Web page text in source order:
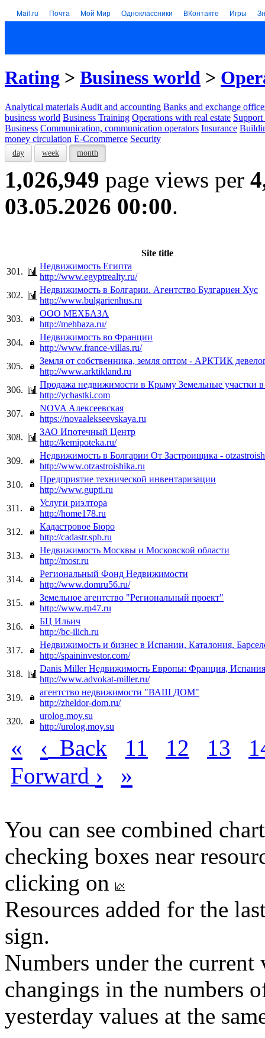
Mail.ru Почта Мой Мир Одноклассники ВКонтакте Игры
Rating > Business world >
Analytical materials Audit and accounting Banks and exchange
business world Business Training Operations with real estate Support
Business Communication, communication operators Insurance
money circulation E-Ccommerce Security
day week month
1,026,949 page views per
03.05.2026 00:00.
Site title
301.
Недвижимость Египта
http://www.egyptrealty.ru/
302.
Недвижимость в Болгарии. Агентство Булгариен Хус
http://www.bulgarienhus.ru
303.
ООО МЕХБАЗА
http://mehbaza.ru/
304.
Недвижимость во Франции
http://www.france-villas.ru/
305.
Земля от собственника, земля оптом - АРКТИК
http://www.arktikland.ru
306.
Продажа недвижимости в Крыму Земельные участки
http://ychastki.com
307.
NOVA Алексеевская
https://novaalekseevskaya.ru
308.
ЗАО Ипотечный Центр
http://kemipoteka.ru/
309.
Недвижимость в Болгарии От Застроищика -
http://www.otzastroishika.ru
310.
Предприятие технической инвентаризации
http://www.gupti.ru
311.
Услуги риэлтора
http://home178.ru
312.
Кадастровое Бюро
http://cadastr.spb.ru
313.
Недвижимость Москвы и Московской области
http://mosr.ru
314.
Региональный Фонд Недвижимости
http://www.domru56.ru/
315.
Земельное агентство "Региональный проект"
http://www.rp47.ru
316.
БЦ Ильич
http://bc-ilich.ru
317.
Недвижимость и бизнес в Испании, Каталония,
http://spaininvestor.com/
318.
Danis Miller Недвижимость Европы: Франция,
http://www.advokat-miller.ru/
319.
агентство недвижимости "ВАШ ДОМ"
http://zheldor-dom.ru/
320.
urolog.moy.su
http://urolog.moy.su
« ‹ Back 11 12 13
Forward › »
You can see combined
checking boxes near
clicking on
Resources added for the
sign.
Numbers under the
changings in the numbers
yesterday values at the